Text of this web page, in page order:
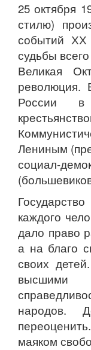
25 октября
стилю)
событий ХХ
судьбы
Великая
революция.
России
Лениным
социал-
каждого
дало право
а на благо
своих
народов.
маяком